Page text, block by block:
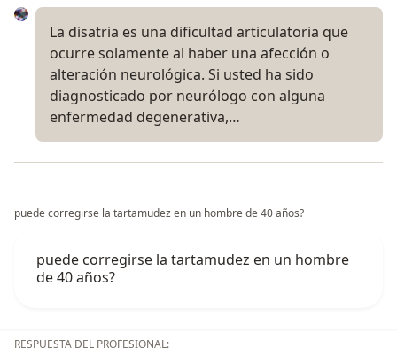
La disatria es una dificultad articulatoria que
ocurre solamente al haber una afección o
alteración neurológica. Si usted ha sido
diagnosticado por neurólogo con alguna
enfermedad degenerativa,…
puede corregirse la tartamudez en un hombre de 40 años?
puede corregirse la tartamudez en un hombre
de 40 años?
RESPUESTA DEL PROFESIONAL: